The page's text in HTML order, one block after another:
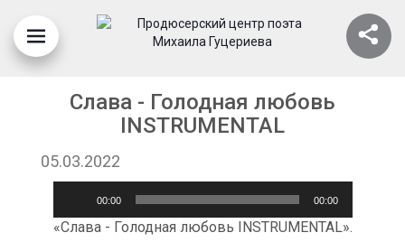
Слава - Голодная любовь
INSTRUMENTAL
05.03.2022
00:00 00:00
«Слава - Голодная любовь INSTRUMENTAL».